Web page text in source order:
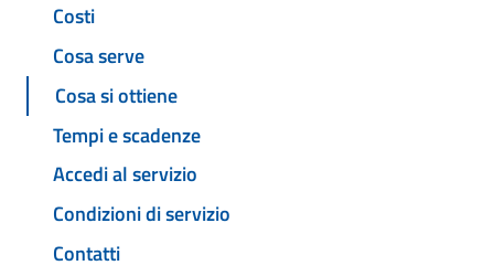
Costi
Cosa serve
Cosa si ottiene
Tempi e scadenze
Accedi al servizio
Condizioni di servizio
Contatti